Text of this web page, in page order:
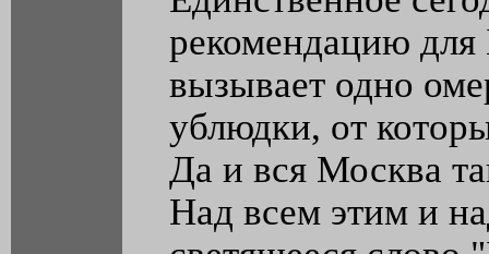
рекомендацию для
вызывает одно
ублюдки, от
Да и вся Москва
Над всем этим и